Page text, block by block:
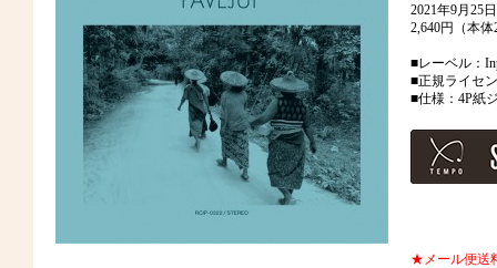
2021年9月25
2,640円（本
■レーベル：
■正規ライセ
■仕様：4P紙
★メール便送